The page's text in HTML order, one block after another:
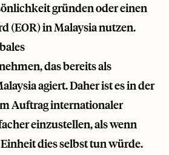
gründen oder einen
(EOR) in Malaysia nutzen.
das bereits als
agiert. Daher ist es in der
Auftrag internationaler
einzustellen, als wenn
dies selbst tun würde.